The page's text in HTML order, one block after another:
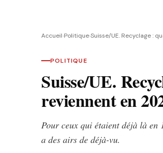
Accueil›Politique›Suisse/UE. Recyclage :
POLITIQUE
Suisse/UE.
reviennent en
Pour ceux qui étaient déjà là en
a des airs de déjà-vu.